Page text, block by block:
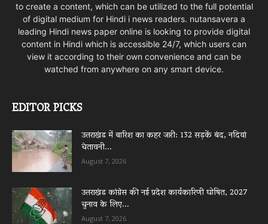
to create a content, which can be utilized to the full potential
of digital medium for Hindi i news readers. nutansavera a
leading Hindi news paper online is looking to provide digital
content in Hindi which is accessible 24/7, which users can
view it according to their own convenience and can be
watched from anywhere on any smart device.
EDITOR PICKS
उत्तराखंड में बारिश का कहर जारी: 132 सड़कें बंद, नदियां
चेतावनी...
August 7, 2026
उत्तराखंड कांग्रेस की नई प्रदेश कार्यकारिणी घोषित, 2027
चुनाव के लिए...
August 7, 2026